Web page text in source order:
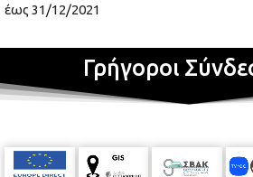
έως 31/12/2021
Γρήγοροι